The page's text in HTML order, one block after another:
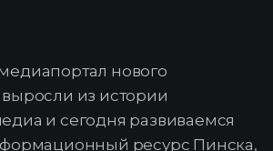
нового
из истории
и сегодня развиваемся
ресурс Пинска,